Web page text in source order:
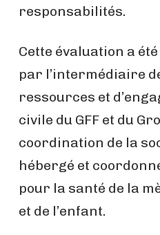
responsabilités.
Cette évaluation a
par l’intermédiaire
ressources et
civile du GFF et du
coordination de la
hébergé et
pour la santé de la
et de l’enfant.